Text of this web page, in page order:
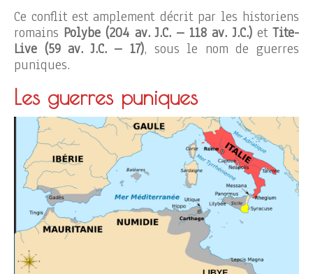
Ce conflit est amplement décrit par les historiens
romains Polybe (204 av. J.C. – 118 av. J.C.)etTite-
Live (59 av. J.C. – 17), sous le nom de guerres
puniques.
Les guerres puniques